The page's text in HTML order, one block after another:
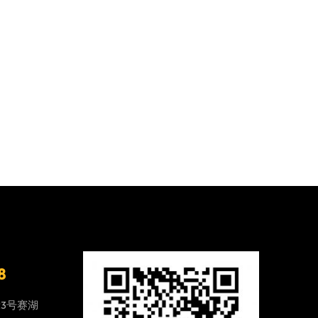
号赛湖